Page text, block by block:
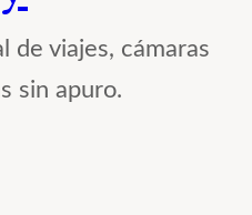
de viajes, cámaras
sin apuro.